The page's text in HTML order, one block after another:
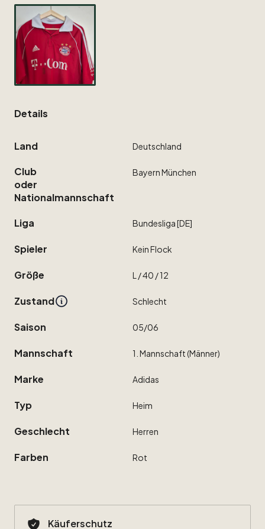
Details
Land Deutschland
Club
oder
Nationalmannschaft
BayernMünchen
Liga Bundesliga[DE]
Spieler KeinFlock
Größe L ​/​40 ​/​12
Zustand Schlecht
Saison 05​/​06
Mannschaft 1. Mannschaft(Männer)
Marke Adidas
Typ Heim
Geschlecht Herren
Farben Rot
Käuferschutz